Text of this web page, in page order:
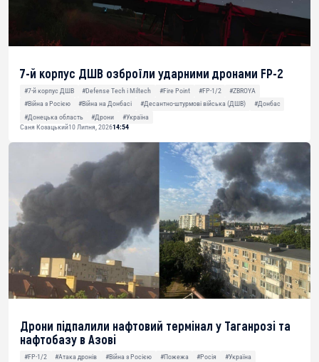
7-й корпус ДШВ озброїли ударними дронами FP-2
#7-й корпус ДШВ #Defense Tech і Miltech #Fire Point #FP-1/2
#ZBROYA
#Війна з Росією
#Війна на Донбасі #Десантно-штурмові війська (ДШВ)
#Донбас
#Донецька область
#Дрони
#Україна
Саня Козацький10 Липня, 202614:54
Дрони підпалили нафтовий термінал у Таганрозі та
нафтобазу в Азові
#FP-1/2 #Атака дронів #Війна з Росією #Пожежа #Росія
#Україна